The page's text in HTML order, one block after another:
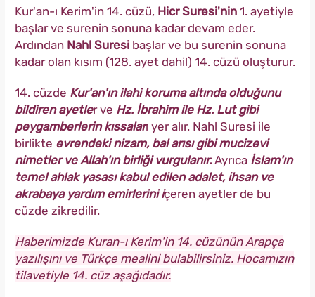
Kur'an-ı Kerim'in 14. cüzü, Hicr Suresi'nin 1. ayetiyle
başlar ve surenin sonuna kadar devam eder.
Ardından Nahl Suresi başlar ve bu surenin sonuna
kadar olan kısım (128. ayet dahil) 14. cüzü oluşturur.
14. cüzde Kur'an'ın ilahi koruma altında olduğunu
bildiren ayetler ve Hz. İbrahim ile Hz. Lut gibi
peygamberlerin kıssaları yer alır. Nahl Suresi ile
birlikte evrendeki nizam, bal arısı gibi mucizevi
nimetler ve Allah'ın birliği vurgulanır.Ayrıca İslam'ın
temel ahlak yasası kabul edilen adalet, ihsan ve
akrabaya yardım emirlerini içeren ayetler de bu
cüzde zikredilir.
Haberimizde Kuran-ı Kerim'in 14. cüzünün Arapça
yazılışını ve Türkçe mealini bulabilirsiniz. Hocamızın
tilavetiyle 14. cüz aşağıdadır.